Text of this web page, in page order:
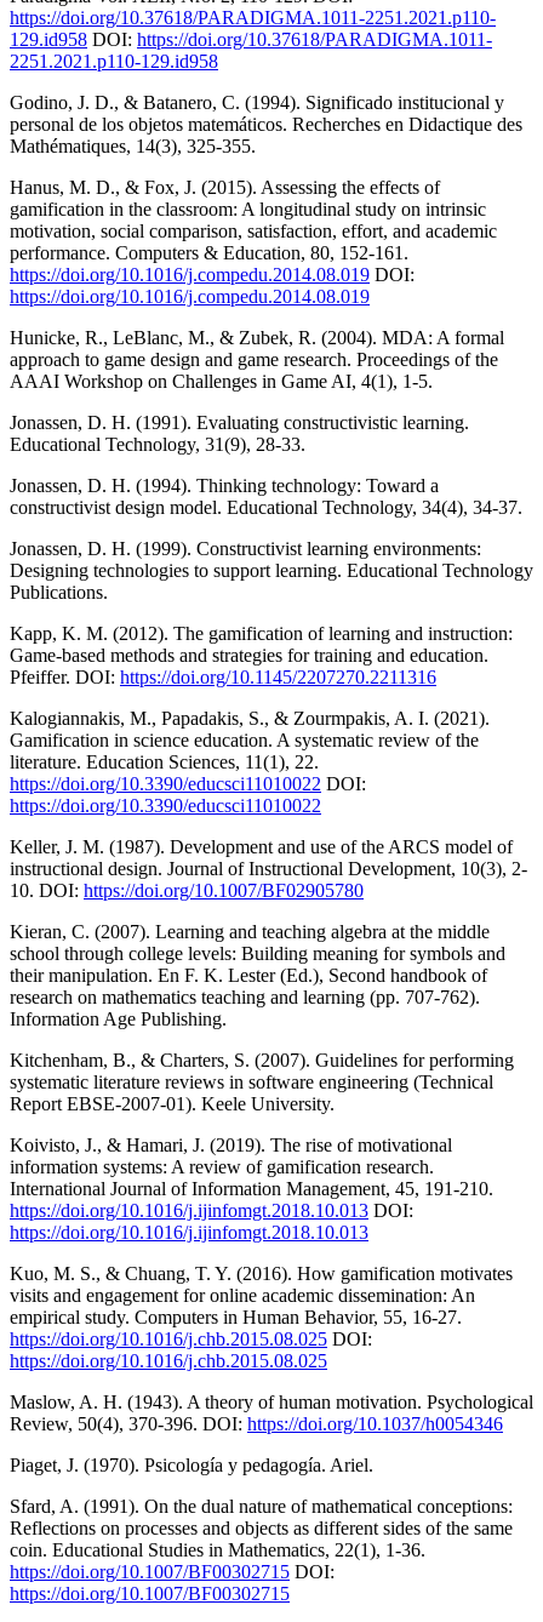
https://doi.org/10.37618/PARADIGMA.1011-2251.2021.p110-
129.id958 DOI: https://doi.org/10.37618/PARADIGMA.1011-
2251.2021.p110-129.id958
Godino, J. D., & Batanero, C. (1994). Significado institucional y
personal de los objetos matemáticos. Recherches en Didactique des
Mathématiques, 14(3), 325-355.
Hanus, M. D., & Fox, J. (2015). Assessing the effects of
gamification in the classroom: A longitudinal study on intrinsic
motivation, social comparison, satisfaction, effort, and academic
performance. Computers & Education, 80, 152-161.
https://doi.org/10.1016/j.compedu.2014.08.019 DOI:
https://doi.org/10.1016/j.compedu.2014.08.019
Hunicke, R., LeBlanc, M., & Zubek, R. (2004). MDA: A formal
approach to game design and game research. Proceedings of the
AAAI Workshop on Challenges in Game AI, 4(1), 1-5.
Jonassen, D. H. (1991). Evaluating constructivistic learning.
Educational Technology, 31(9), 28-33.
Jonassen, D. H. (1994). Thinking technology: Toward a
constructivist design model. Educational Technology, 34(4), 34-37.
Jonassen, D. H. (1999). Constructivist learning environments:
Designing technologies to support learning. Educational Technology
Publications.
Kapp, K. M. (2012). The gamification of learning and instruction:
Game-based methods and strategies for training and education.
Pfeiffer. DOI: https://doi.org/10.1145/2207270.2211316
Kalogiannakis, M., Papadakis, S., & Zourmpakis, A. I. (2021).
Gamification in science education. A systematic review of the
literature. Education Sciences, 11(1), 22.
https://doi.org/10.3390/educsci11010022 DOI:
https://doi.org/10.3390/educsci11010022
Keller, J. M. (1987). Development and use of the ARCS model of
instructional design. Journal of Instructional Development, 10(3), 2-
10. DOI: https://doi.org/10.1007/BF02905780
Kieran, C. (2007). Learning and teaching algebra at the middle
school through college levels: Building meaning for symbols and
their manipulation. En F. K. Lester (Ed.), Second handbook of
research on mathematics teaching and learning (pp. 707-762).
Information Age Publishing.
Kitchenham, B., & Charters, S. (2007). Guidelines for performing
systematic literature reviews in software engineering (Technical
Report EBSE-2007-01). Keele University.
Koivisto, J., & Hamari, J. (2019). The rise of motivational
information systems: A review of gamification research.
International Journal of Information Management, 45, 191-210.
https://doi.org/10.1016/j.ijinfomgt.2018.10.013 DOI:
https://doi.org/10.1016/j.ijinfomgt.2018.10.013
Kuo, M. S., & Chuang, T. Y. (2016). How gamification motivates
visits and engagement for online academic dissemination: An
empirical study. Computers in Human Behavior, 55, 16-27.
https://doi.org/10.1016/j.chb.2015.08.025 DOI:
https://doi.org/10.1016/j.chb.2015.08.025
Maslow, A. H. (1943). A theory of human motivation. Psychological
Review, 50(4), 370-396. DOI: https://doi.org/10.1037/h0054346
Piaget, J. (1970). Psicología y pedagogía. Ariel.
Sfard, A. (1991). On the dual nature of mathematical conceptions:
Reflections on processes and objects as different sides of the same
coin. Educational Studies in Mathematics, 22(1), 1-36.
https://doi.org/10.1007/BF00302715 DOI:
https://doi.org/10.1007/BF00302715